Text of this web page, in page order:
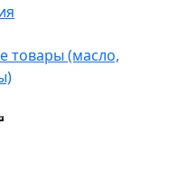
товары (масло,